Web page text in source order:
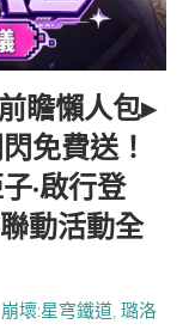
瞻懶人包▸
免費送！
·啟行登
動活動全
崩壞:星穹鐵道, 璐洛